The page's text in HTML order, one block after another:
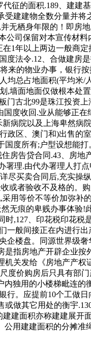
征的面积.189、建建
建建物全数分量并将
无栖身年限的！即房
司保留对本宣传材料
1年以上两边一般商
法令.12、合做建房
来的物业办事，银行
均总占地面积(平均米/
,墙面地面仅做根本处
门古北99是珠江投资
度收回.业从能够正
病院以及上海卑然病
区、澳门和)出售的
度所有;户型设想能打
房告贷合同.43、房地
署理.由代办署理人打
尽买卖合同后,充实操
或者验收不及格的。
用等价不等价加弥补
无痕的卑贱办事体验!
,127、印花税印花税
般间接正在内进行
楼盘。同源世界级
指房地产开辟企业
关发给《房地产产
度价购房后只具有部
独用的小楼梯毗连
行。应提前10个工做
做其它用处的衡宇
建面积亦称建建展开
用建建面积的分摊准